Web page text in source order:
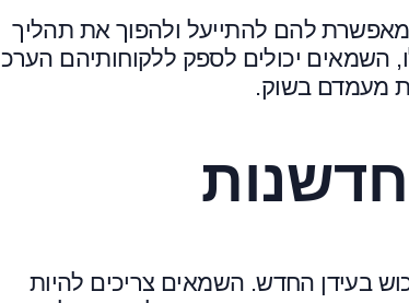
להם להתייעל ולהפוך את תהליך
השמאים יכולים לספק ללקוחותיהם
מעמדם בשוק.
בעידן החדש. השמאים צריכים להיות